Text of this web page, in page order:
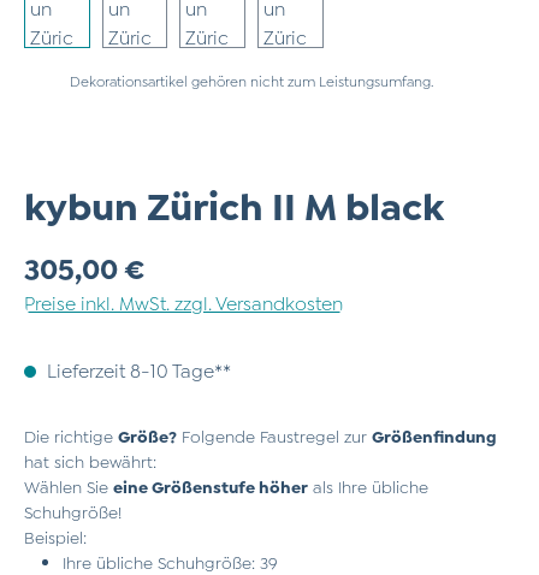
Dekorationsartikel gehören nicht zum Leistungsumfang.
kybun Zürich II M black
Regulärer Preis:
305,00 €
Preise inkl. MwSt. zzgl. Versandkosten
Lieferzeit 8-10 Tage**
Die richtige Größe? Folgende Faustregel zur Größenfindung
hat sich bewährt:
Wählen Sie eine Größenstufe höher als Ihre übliche
Schuhgröße!
Beispiel:
Ihre übliche Schuhgröße: 39